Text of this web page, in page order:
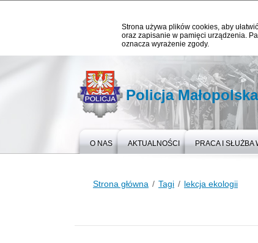
Strona używa plików cookies, aby
oraz zapisanie w pamięci urządzenia.
oznacza wyrażenie zgody.
Policja Małopolska
O NAS AKTUALNOŚCI PRACA I SŁUŻBA
Strona główna Tagi lekcja ekologii